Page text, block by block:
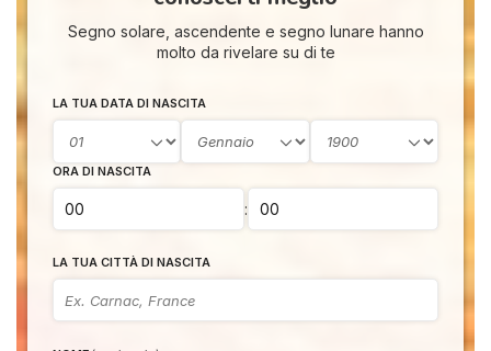
Segno solare, ascendente e segno lunare hanno
molto da rivelare su di te
LA TUA DATA DI NASCITA
ORA DI NASCITA
:
LA TUA CITTÀ DI NASCITA